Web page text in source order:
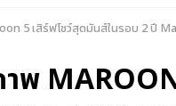
5 เสิร์ฟโชว์สุดมันส์ในรอบ 2 ปี
พ